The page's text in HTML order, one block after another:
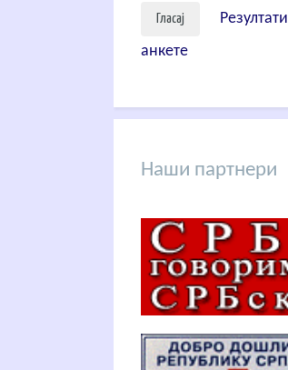
Резултати
анкете
Наши партнери